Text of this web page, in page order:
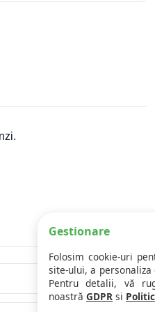
Gestionare
Folosim cookie-uri
site-ului, a
Pentru detalii, vă
noastră GDPR si